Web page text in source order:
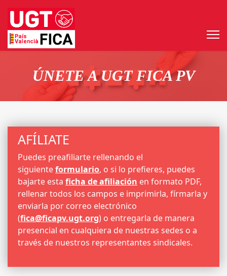
ÚNETE A UGT FICA PV
AFÍLIATE
Puedes preafiliarte rellenando el
siguienteformulario, o si lo prefieres, puedes
bajarte esta ficha de afiliación en formato PDF,
rellenar todos los campos e imprimirla, fírmarla y
enviarla por correo electrónico
(fica@ficapv.ugt.org) o entregarla de manera
presencial en cualquiera de nuestras sedes o a
través de nuestros representantes sindicales.